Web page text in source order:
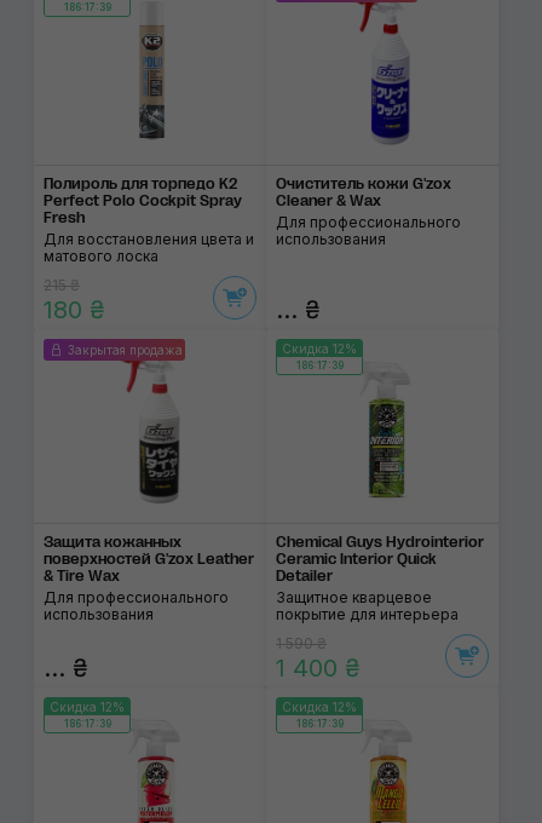
186:17:38
Полироль для торпедо K2
Perfect Polo Cockpit Spray
Fresh
Для восстановления цвета и
матового лоска
215 ₴
180 ₴
Очиститель кожи G'zox
Cleaner & Wax
Для профессионального
использования
... ₴
Закрытая продажа
Защита кожанных
поверхностей G'zox Leather
& Tire Wax
Для профессионального
использования
... ₴
Скидка 12%
186:17:38
Chemical Guys Hydrointerior
Ceramic Interior Quick
Detailer
Защитное кварцевое
покрытие для интерьера
1 590 ₴
1 400 ₴
Скидка 12%
186:17:38
Скидка 12%
186:17:38